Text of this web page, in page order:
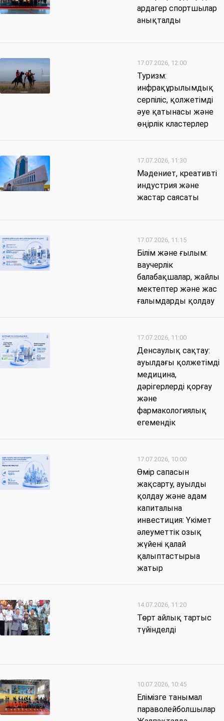
ардагер спортшылар
анықталды
17.07.2026, 12:00
Туризм:
инфрақұрылымдық
серпіліс, қолжетімді
әуе қатынасы және
өңірлік кластерлер
17.07.2026, 11:30
Мәдениет, креативті
индустрия және
жастар саясаты
17.07.2026, 11:15
Білім және ғылым:
ваучерлік
балабақшалар, жайлы
мектептер және жас
ғалымдарды қолдау
17.07.2026, 11:00
Денсаулық сақтау:
ауылдағы қолжетімді
медицина,
дәрігерлерді қорғау
және
фармакологиялық
егемендік
17.07.2026, 10:00
Өмір сапасын
жақсарту, ауылды
қолдау және адам
капиталына
инвестиция: Үкімет
әлеуметтік озық
жүйені қалай
қалыптастырыа
жатыр
14.07.2026, 11:20
Төрт айлық тартыс
түйінделді
10.07.2026, 10:45
Елімізге танымал
параволейболшылар